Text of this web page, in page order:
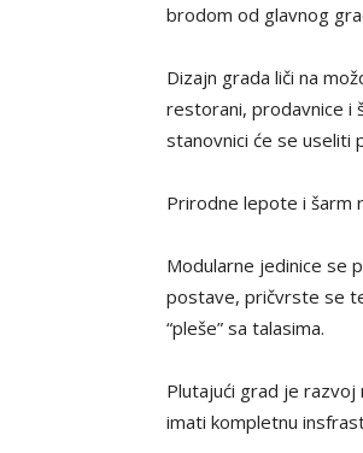
brodom od glavnog
Dizajn grada liči na
restorani, prodavnice i
stanovnici će se useliti
Prirodne lepote i šarm
Modularne jedinice se
postave, pričvrste se
“pleše” sa talasima.
Plutajući grad je razvoj
imati kompletnu